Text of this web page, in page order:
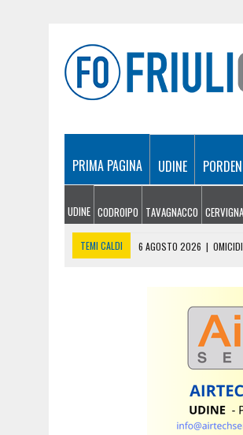
PRIMA PAGINA UDINE
UDINE CODROIPO TAVAGNACCO
TEMI CALDI 6 AGOSTO 2026 |
INCENDI: LA
FERITO A 2.300